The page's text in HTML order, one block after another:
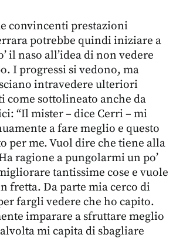
convincenti prestazioni
potrebbe quindi iniziare a
il naso all’idea di non vedere
I progressi si vedono, ma
intravedere ulteriori
come sottolineato anche da
“Il mister – dice Cerri – mi
a fare meglio e questo
per me. Vuol dire che tiene alla
ragione a pungolarmi un po’
tantissime cose e vuole
fretta. Da parte mia cerco di
fargli vedere che ho capito.
imparare a sfruttare meglio
mi capita di sbagliare